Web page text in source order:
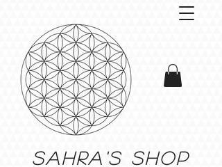
Sahra's shop